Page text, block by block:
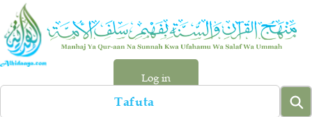
Skip
main
content
Log in
Search